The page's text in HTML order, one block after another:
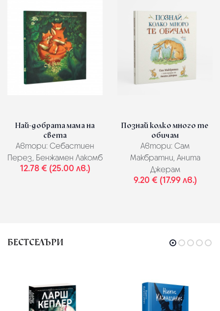
Най-добрата мама на
света
Автори: Себастиен
Перез, Бенжамен Лакомб
12.78 € (25.00 лв.)
Познай колко много те
обичам
Автори: Сам
Макбратни, Анита
Джерам
9.20 € (17.99 лв.)
БЕСТСЕЛЪРИ